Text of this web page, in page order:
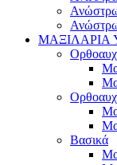
ΜΑΞΙΛΑΡΙΑ
Βασικά